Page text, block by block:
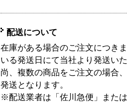
配送について
在庫がある場合のご注文につき
いる発送日にて当社より発送い
尚、複数の商品をご注文の場合
発送となります。
※配送業者は「佐川急便」また